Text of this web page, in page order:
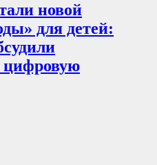
новой
для детей:
цифровую